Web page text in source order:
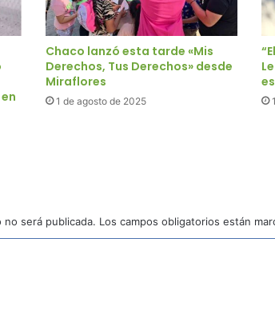
Chaco lanzó esta tarde «Mis
Derechos, Tus Derechos» desde
Miraflores
1 de agosto de 2025
será publicada. Los campos obligatorios están